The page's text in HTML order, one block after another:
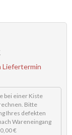
Liefertermin
bei einer Kiste
Bitte
Ihres defekten
Wareneingang
€